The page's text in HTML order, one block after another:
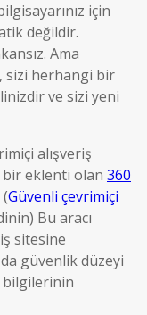
için
değildir.
Ama
sizi herhangi bir
ve sizi yeni
alışveriş
eklenti olan 360
Güvenli çevrimiçi
Bu aracı
sitesine
güvenlik düzeyi
bilgilerinin